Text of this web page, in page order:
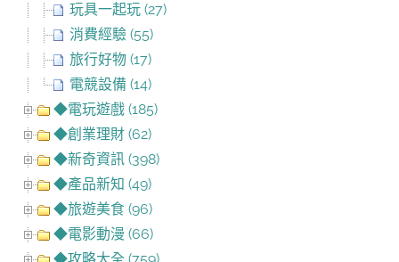
玩具一起玩 (27)
消費經驗 (55)
旅行好物 (17)
電競設備 (14)
◆電玩遊戲 (185)
◆創業理財 (62)
◆新奇資訊 (398)
◆產品新知 (49)
◆旅遊美食 (96)
◆電影動漫 (66)